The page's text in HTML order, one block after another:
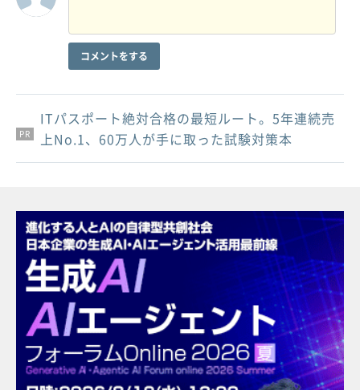
コメントをする
PR
PR
PR
ITパスポート絶対合格の最短ルート。5年連続売
上No.1、60万人が手に取った試験対策本